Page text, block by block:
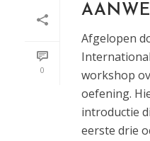
0
Afgelopen
workshop
oefening.
introductie
eerste drie